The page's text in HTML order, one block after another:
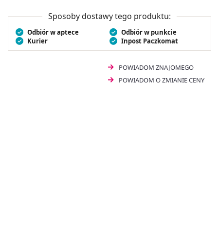
Sposoby dostawy tego produktu:
Odbiór w aptece
Odbiór w punkcie
Kurier
Inpost Paczkomat
POWIADOM ZNAJOMEGO
POWIADOM O ZMIANIE CENY